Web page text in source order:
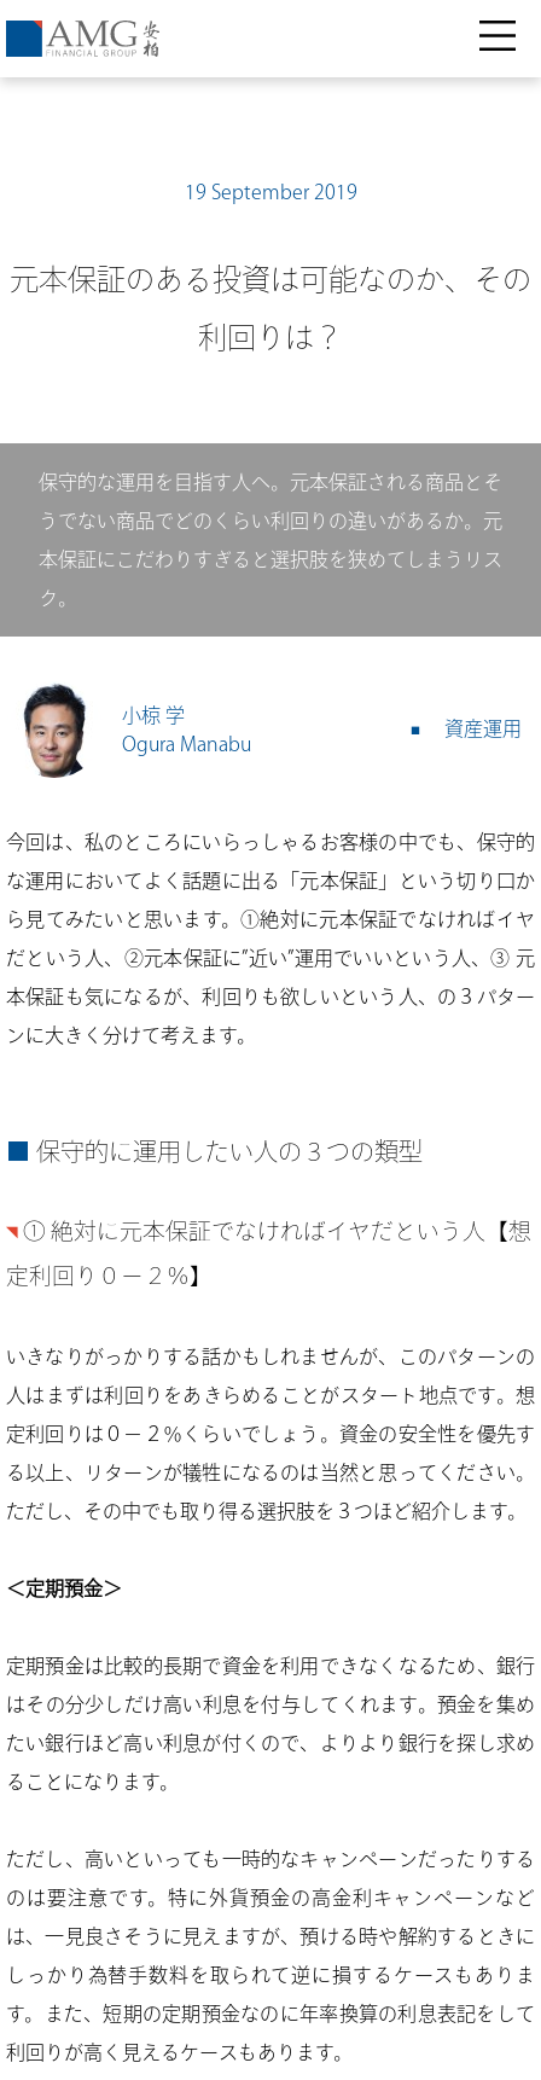
19 September 2019
元本保証のある投資は可能なのか、その
利回りは？
保守的な運用を目指す人へ。元本保証される商品とそ
うでない商品でどのくらい利回りの違いがあるか。元
本保証にこだわりすぎると選択肢を狭めてしまうリス
ク。
小椋 学
Ogura Manabu
資産運用
今回は、私のところにいらっしゃるお客様の中でも、保守的
な運用においてよく話題に出る「元本保証」という切り口か
ら見てみたいと思います。①絶対に元本保証でなければイヤ
だという人、②元本保証に”近い”運用でいいという人、③ 元
本保証も気になるが、利回りも欲しいという人、の３パター
ンに大きく分けて考えます。
保守的に運用したい人の３つの類型
① 絶対に元本保証でなければイヤだという人【想
定利回り０−２％】
いきなりがっかりする話かもしれませんが、このパターンの
人はまずは利回りをあきらめることがスタート地点です。想
定利回りは０−２％くらいでしょう。資金の安全性を優先す
る以上、リターンが犠牲になるのは当然と思ってください。
ただし、その中でも取り得る選択肢を３つほど紹介します。
＜定期預金＞
定期預金は比較的長期で資金を利用できなくなるため、銀行
はその分少しだけ高い利息を付与してくれます。預金を集め
たい銀行ほど高い利息が付くので、よりより銀行を探し求め
ることになります。
ただし、高いといっても一時的なキャンペーンだったりする
のは要注意です。特に外貨預金の高金利キャンペーンなど
は、一見良さそうに見えますが、預ける時や解約するときに
しっかり為替手数料を取られて逆に損するケースもありま
す。また、短期の定期預金なのに年率換算の利息表記をして
利回りが高く見えるケースもあります。